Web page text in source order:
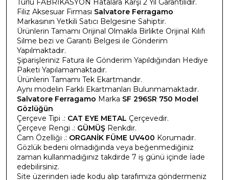
Türlü FABRİKASYON Hatalara Karşı 2 Yıl Garantilidir.
Filiz Aksesuar Firması Salvatore Ferragamo
Markasının Yetkili Satıcı Belgesine Sahiptir.
Ürünlerin Tamamı Orijinal Olmakla Birlikte Orijinal Kılıfı
Silme bezi ve Garanti Belgesi ile Gönderim
Yapılmaktadır.
Şiparişleriniz Fatura ile Gönderim Yapıldığından Hediye
Paketi Yapılamamaktadır.
Ürünlerin Tamamı Tek Ekartmandır.
Aynı modelin Farklı Ekartmanları Bulunmamaktadır.
Salvatore Ferragamo Marka SF 296SR 750 Model
Gözlüğün
Çerçeve Tipi .: CAT EYE METAL Çerçevedir.
Çerçeve Rengi .: GÜMÜŞ Renkdir.
Cam Özelliği .: ORGANİK FÜME UV400 Korumadır.
Gözlük bedeni olmadığında veya beğenmediğiniz
zaman kullanmadığınız takdirde 7 iş günü içinde İade
edebilirsiniz.
Site üzerinden iade kodu alıp tarafımıza göndermeniz